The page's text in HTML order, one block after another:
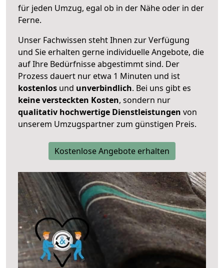
für jeden Umzug, egal ob in der Nähe oder in der
Ferne.
Unser Fachwissen steht Ihnen zur Verfügung
und Sie erhalten gerne individuelle Angebote, die
auf Ihre Bedürfnisse abgestimmt sind. Der
Prozess dauert nur etwa 1 Minuten und ist
kostenlos und unverbindlich. Bei uns gibt es
keine versteckten Kosten, sondern nur
qualitativ hochwertige Dienstleistungen von
unserem Umzugspartner zum günstigen Preis.
Kostenlose Angebote erhalten